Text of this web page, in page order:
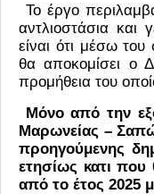
Το έργο
αντλιοστάσια
είναι ότι μέσω
θα αποκομίσει ο
προμήθεια του
Μόνο από την
Μαρωνείας –
προηγούμενης
ετησίως κατι που
από το έτος 2025